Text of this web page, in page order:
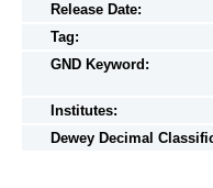
Release Date:
Tag:
GND Keyword:
Institutes:
Dewey Decimal